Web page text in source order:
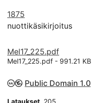
1875
nuottikäsikirjoitus
Mel17_225.pdf
Mel17_225.pdf - 991.21 KB
Public Domain 1.0
Lataukset 205